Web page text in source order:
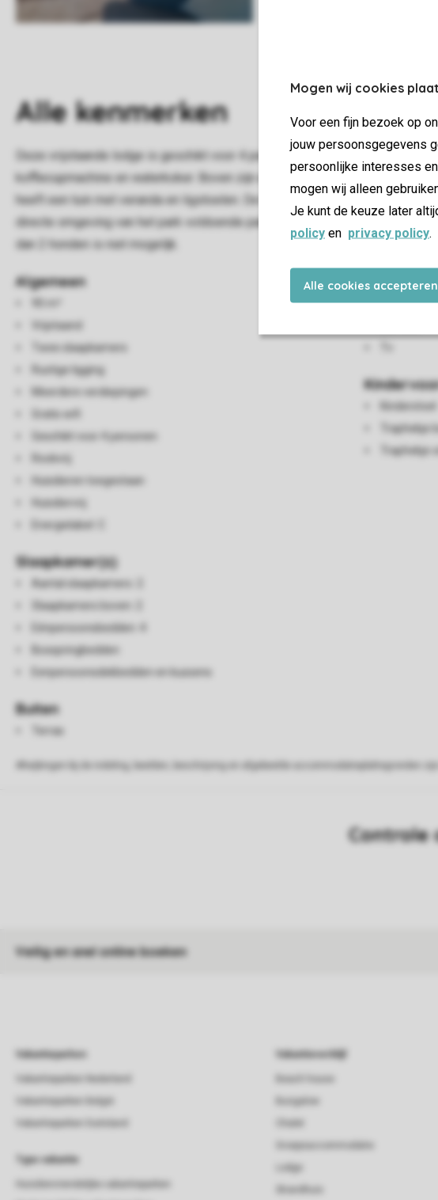
Mogen wij cookies
Voor een fijn bezoek op
jouw persoonsgegevens
persoonlijke interesses
mogen wij alleen
Je kunt de keuze later
policy en privacy policy.
Alle cookies accepteren
Allekenmerken
Deze vrijstaande lodge is geschikt voor 4 personen. In de woonkamer is
koffiecupmachine en waterkoker. Boven zijn er 2 slaapkamers met elk 2
heeft een tuin met veranda en ligstoelen. De hele lodge heeft
directe omgeving van het park voldoende parkeergelegenheid (tegen
dan 2 honden is niet mogelijk.
Algemeen
Vrijstaand
Twee slaapkamers
Rustige ligging
Meerdere verdiepingen
Gratis wifi
Geschikt voor 4 personen
Rookvrij
Huisdieren toegestaan
Huisdiervrij
Energielabel: C
Slaapkamer(s)
Aantal slaapkamers: 2
Slaapkamers boven: 2
Eénpersoonsbedden: 4
Boxspringbedden
Eenpersoonsdekbedden en kussens
Buiten
Terras
Woon-/
Zithoek
Kinderstoel
Traphekje
Traphekje
Controle
Veilig en snel online boeken
Vakantieparken
Type vakantie
Vakantieverblijf